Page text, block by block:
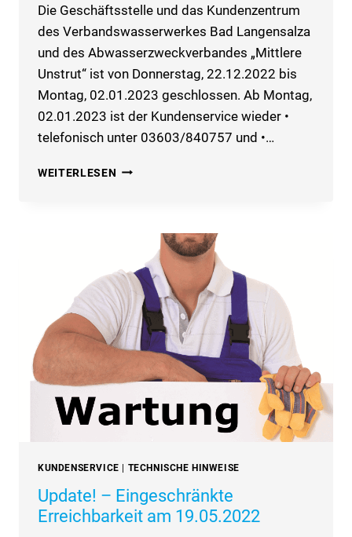
Die Geschäftsstelle und das Kundenzentrum
des Verbandswasserwerkes Bad Langensalza
und des Abwasserzweckverbandes „Mittlere
Unstrut“ ist von Donnerstag, 22.12.2022 bis
Montag, 02.01.2023 geschlossen. Ab Montag,
02.01.2023 ist der Kundenservice wieder •
telefonisch unter 03603/840757 und •…
WEITERLESEN GESCHÄFTSSTELLE
FEIERTAGE
GESCHLOSSEN
KUNDENSERVICE TECHNISCHE HINWEISE
Update! – Eingeschränkte
Erreichbarkeit am 19.05.2022